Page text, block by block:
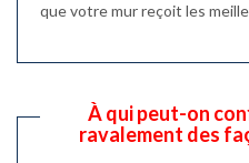
que votre mur reçoit les
À qui peut-on
ravalement des